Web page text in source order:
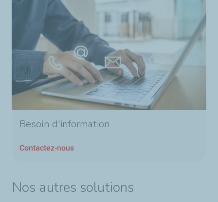
Besoin d'information
Contactez-nous
Nos autres solutions